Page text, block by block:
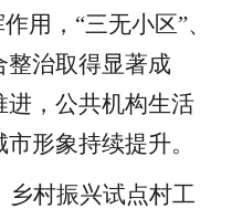
用， “三无小区”、
治取得显著成
进，公共机构生活
形象持续提升。
乡村振兴试点村工